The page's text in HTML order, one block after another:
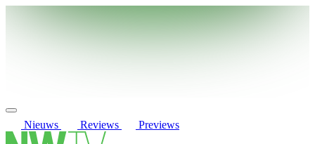
Nieuws Reviews Previews